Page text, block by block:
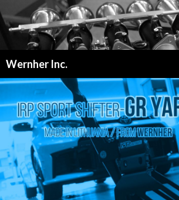
Wernher Inc.
索
ン
テ
ン
ツ
ス
キ
プ